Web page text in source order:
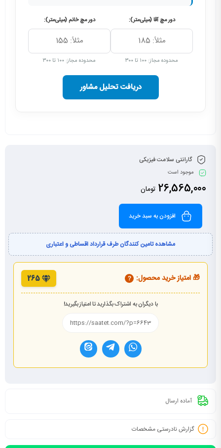
دور مچ آقا (میلی‌متر):
محدوده مجاز: ۱۰۰ تا ۳۰۰
دور مچ خانم (میلی‌متر):
محدوده مجاز: ۱۰۰ تا ۳۰۰
دریافت تحلیل مشاور
گارانتی سلامت فیزیکی
موجود است
26,565,000 تومان
افزودن به سبد خرید
مشاهده تامین کنندگان طرف قرارداد اقساطی و اعتباری
🎁 امتیاز خرید محصول: ?
265
با دیگران به اشتراک بگذارید تا امتیاز بگیرید!
آماده ارسال
گزارش نادرستی مشخصات